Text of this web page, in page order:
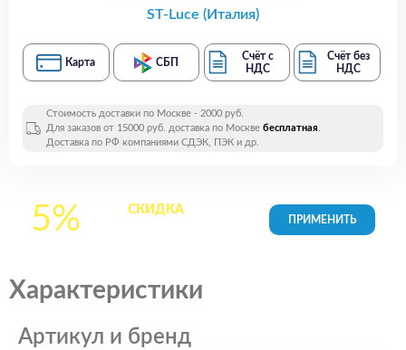
ST-Luce (Италия)
Карта СБП
Счёт с
НДС
Счёт без
НДС
Стоимость доставки по Москве - 2000 руб.
Для заказов от 15000 руб. доставка по Москве бесплатная.
Доставка по РФ компаниями СДЭК, ПЭК и др.
5% СКИДКАна все
Характеристики
Артикул и бренд